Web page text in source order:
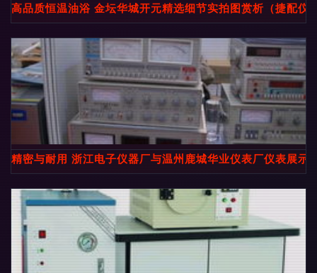
高品质恒温油浴 金坛华城开元精选细节实拍图赏析（捷配仪
精密与耐用 浙江电子仪器厂与温州鹿城华业仪表厂仪表展示